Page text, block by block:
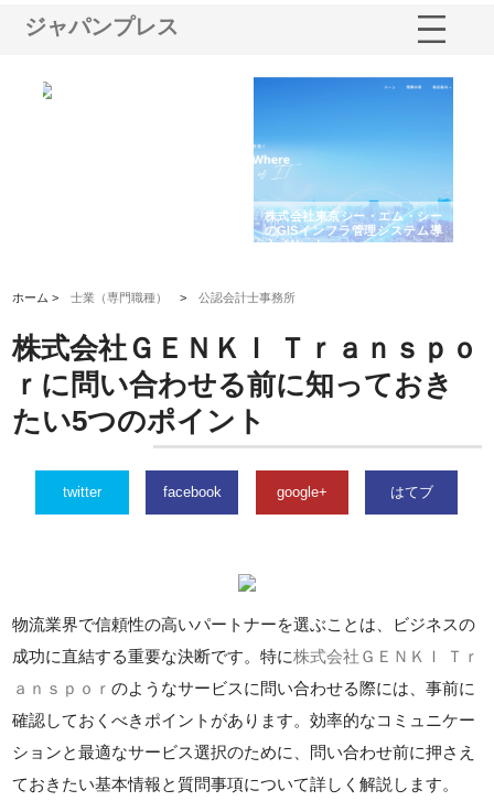
ジャパンプレス
株式会社アクアスペースが水中
から陸上まで一貫施工できる理
株式会社地盤調査事務所
れ続ける理由と建設コン
強み
ホーム >士業（専門職種） >公認会計士事務所
株式会社ＧＥＮＫＩ Ｔｒａｎｓｐｏ
ｒに問い合わせる前に知っておき
たい5つのポイント
twitter facebook google+ はてブ
物流業界で信頼性の高いパートナーを選ぶことは、ビジネスの
成功に直結する重要な決断です。特に株式会社ＧＥＮＫＩ Ｔｒ
ａｎｓｐｏｒのようなサービスに問い合わせる際には、事前に
確認しておくべきポイントがあります。効率的なコミュニケー
ションと最適なサービス選択のために、問い合わせ前に押さえ
ておきたい基本情報と質問事項について詳しく解説します。